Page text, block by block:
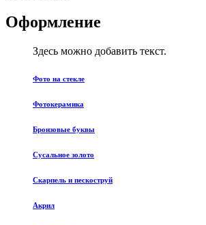
Оформление
Здесь можно добавить текст.
Фото на стекле
Фотокерамика
Бронзовые буквы
Сусальное золото
Скарпель и пескоструй
Акрил